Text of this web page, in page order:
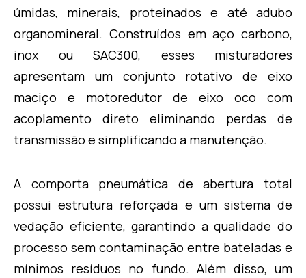
úmidas, minerais, proteinados e até adubo
organomineral. Construídos em aço carbono,
inox ou SAC300, esses misturadores
apresentam um conjunto rotativo de eixo
maciço e motoredutor de eixo oco com
acoplamento direto eliminando perdas de
transmissão e simplificando a manutenção.
A comporta pneumática de abertura total
possui estrutura reforçada e um sistema de
vedação eficiente, garantindo a qualidade do
processo sem contaminação entre bateladas e
mínimos resíduos no fundo. Além disso, um